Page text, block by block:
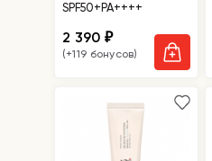
SPF50+PA++++
2 390₽
(+119 бонусов)